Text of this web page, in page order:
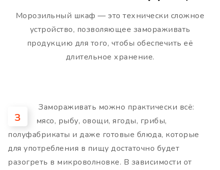
Морозильный шкаф — это технически сложное
устройство, позволяющее замораживать
продукцию для того, чтобы обеспечить её
длительное хранение.
З
Замораживать можно практически всё:
мясо, рыбу, овощи, ягоды, грибы,
полуфабрикаты и даже готовые блюда, которые
для употребления в пищу достаточно будет
разогреть в микроволновке. В зависимости от